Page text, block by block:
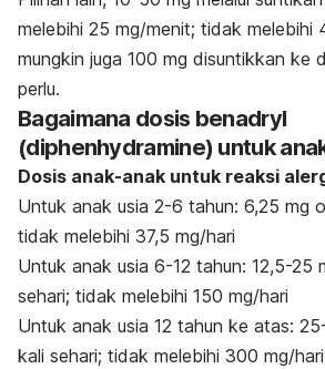
melebihi 25 mg/menit; tidak melebihi
mungkin juga 100 mg disuntikkan ke
perlu.
Bagaimana dosis benadryl
(diphenhydramine) untuk
Dosis anak-anak untuk reaksi
Untuk anak usia 2-6 tahun: 6,25 mg
tidak melebihi 37,5 mg/hari
Untuk anak usia 6-12 tahun: 12,5-25
sehari; tidak melebihi 150 mg/hari
Untuk anak usia 12 tahun ke atas:
kali sehari; tidak melebihi 300 mg/hari